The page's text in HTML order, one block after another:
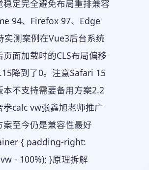
稳定完全避免布局重排兼容
94、Firefox 97、Edge
实测案例在Vue3后台系统
页面加载时的CLS布局偏移
降到了0。注意Safari 15
本不支持需要备用方案2.2
拳calc vw张鑫旭老师推广
案至今仍是兼容性最好
{ padding-right:
- 100%); }原理拆解